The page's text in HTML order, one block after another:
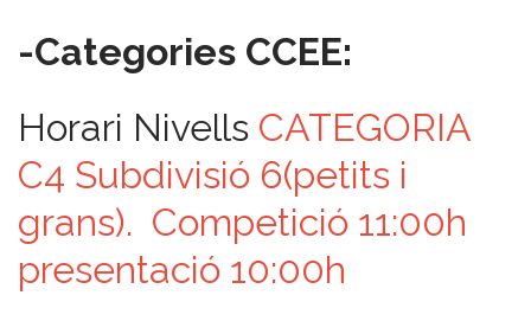
-Categories CCEE:
Horari Nivells CATEGORIA
C4 Subdivisió 6(petits i
grans). Competició 11:00h
presentació 10:00h